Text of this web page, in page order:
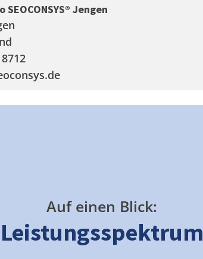
Jengen
Auf einen Blick:
Leistungsspektrum